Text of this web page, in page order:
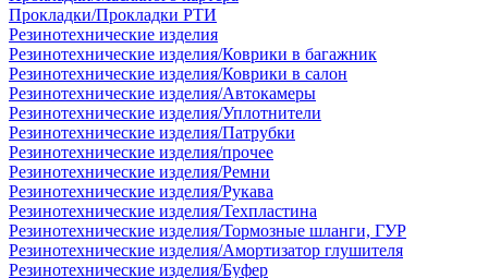
Прокладки/Прокладки РТИ
Резинотехнические изделия
Резинотехнические изделия/Коврики в багажник
Резинотехнические изделия/Коврики в салон
Резинотехнические изделия/Автокамеры
Резинотехнические изделия/Уплотнители
Резинотехнические изделия/Патрубки
Резинотехнические изделия/прочее
Резинотехнические изделия/Ремни
Резинотехнические изделия/Рукава
Резинотехнические изделия/Техпластина
Резинотехнические изделия/Тормозные шланги, ГУР
Резинотехнические изделия/Амортизатор глушителя
Резинотехнические изделия/Буфер